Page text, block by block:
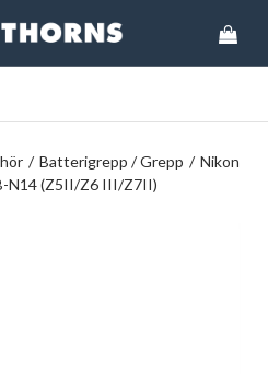
/ Batterigrepp / Grepp / Nikon
N14 (Z5II/Z6 III/Z7II)